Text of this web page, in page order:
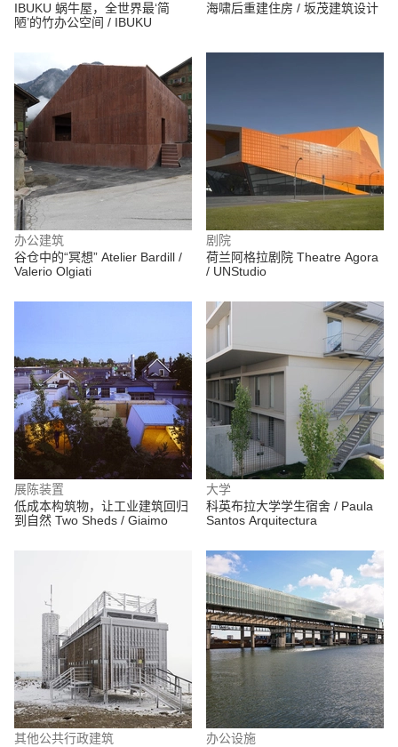
IBUKU 蜗牛屋，全世界最‘简
陋’的竹办公空间 / IBUKU
海啸后重建住房 / 坂茂建筑设计
办公建筑
谷仓中的“冥想” Atelier Bardill /
Valerio Olgiati
剧院
荷兰阿格拉剧院 Theatre Agora
/ UNStudio
展陈装置
低成本构筑物，让工业建筑回归
到自然 Two Sheds / Giaimo
大学
科英布拉大学学生宿舍 / Paula
Santos Arquitectura
其他公共行政建筑
办公设施